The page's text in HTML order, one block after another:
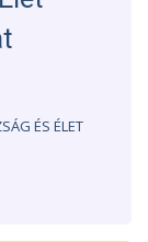
ÉS ÉLET